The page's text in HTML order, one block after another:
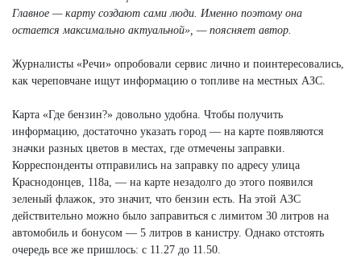
Главное — карту создают сами люди. Именно поэтому она
остается максимально актуальной», — поясняет автор.
Журналисты «Речи» опробовали сервис лично и поинтересовались,
как череповчане ищут информацию о топливе на местных АЗС.
Карта «Где бензин?» довольно удобна. Чтобы получить
информацию, достаточно указать город — на карте появляются
значки разных цветов в местах, где отмечены заправки.
Корреспонденты отправились на заправку по адресу улица
Краснодонцев, 118а, — на карте незадолго до этого появился
зеленый флажок, это значит, что бензин есть. На этой АЗС
действительно можно было заправиться с лимитом 30 литров на
автомобиль и бонусом — 5 литров в канистру. Однако отстоять
очередь все же пришлось: с 11.27 до 11.50.